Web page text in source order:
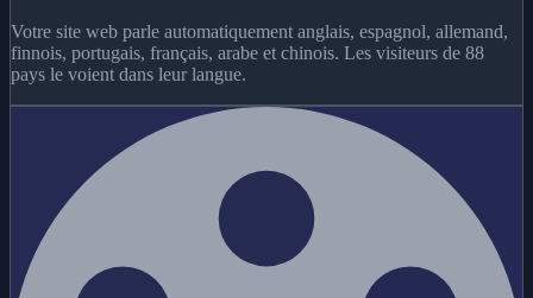
Votre site web parle automatiquement anglais, espagnol, allemand,
finnois, portugais, français, arabe et chinois. Les visiteurs de 88
pays le voient dans leur langue.